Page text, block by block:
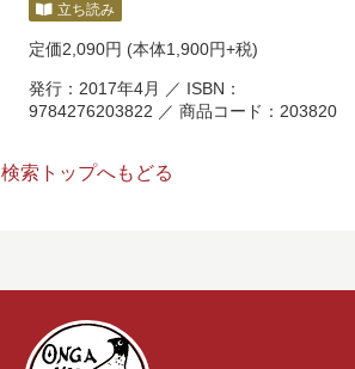
立ち読み
定価2,090円 (本体1,900円+税)
発行：2017年4月 ／ ISBN：
9784276203822 ／ 商品コード：203820
検索トップへもどる